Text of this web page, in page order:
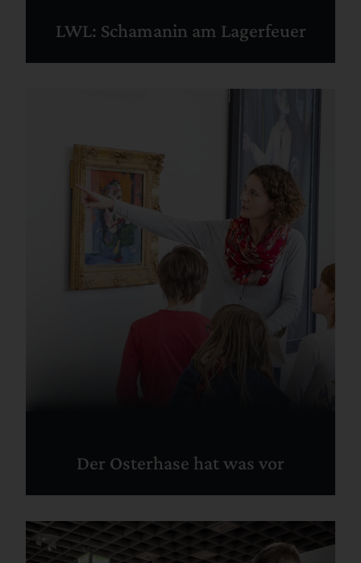
LWL: Schamanin am Lagerfeuer
Der Osterhase hat was vor